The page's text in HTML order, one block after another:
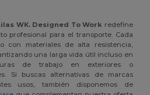
WK. Designed To Work redefine
profesional para el transporte. Cada
con materiales de alta resistencia,
una larga vida útil incluso en
de trabajo en exteriores o
Si buscas alternativas de marcas
usos, también disponemos de